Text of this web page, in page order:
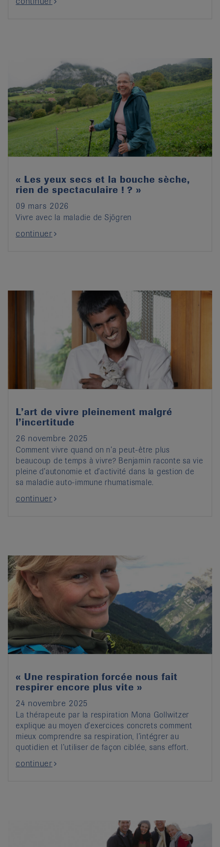
« Les yeux secs et la bouche sèche,
rien de spectaculaire ! ? »
09 mars 2026
Vivre avec la maladie de Sjögren
continuer
L’art de vivre pleinement malgré
l’incertitude
26 novembre 2025
Comment vivre quand on n’a peut-être plus
beaucoup de temps à vivre? Benjamin raconte sa vie
pleine d’autonomie et d’activité dans la gestion de
sa maladie auto-immune rhumatismale.
continuer
« Une respiration forcée nous fait
respirer encore plus vite »
24 novembre 2025
La thérapeute par la respiration Mona Gollwitzer
explique au moyen d’exercices concrets comment
mieux comprendre sa respiration, l’intégrer au
quotidien et l’utiliser de façon ciblée, sans effort.
continuer